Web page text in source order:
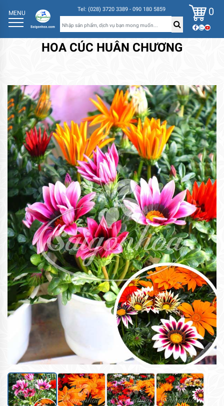
MENU Tel: (028) 3720 3389 - 090 180 5859 0
HOA CÚC HUÂN CHƯƠNG